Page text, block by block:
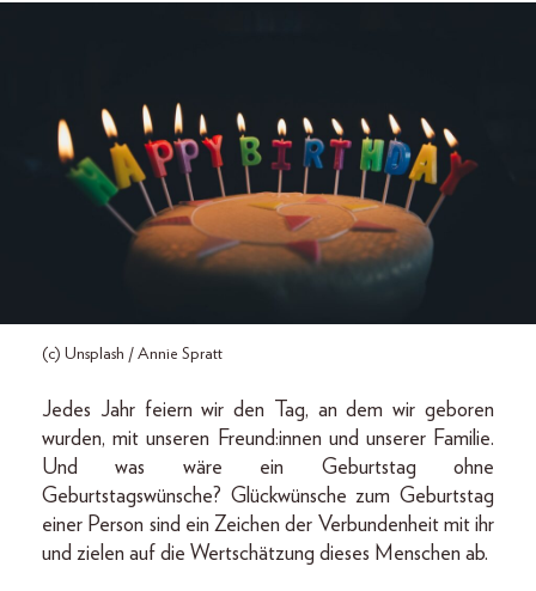
(c) Unsplash / Annie Spratt
Jedes Jahr feiern wir den Tag, an dem wir geboren
wurden, mit unseren Freund:innen und unserer Familie.
Und was wäre ein Geburtstag ohne
Geburtstagswünsche? Glückwünsche zum Geburtstag
einer Person sind ein Zeichen der Verbundenheit mit ihr
und zielen auf die Wertschätzung dieses Menschen ab.